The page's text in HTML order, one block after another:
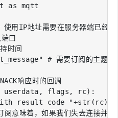
as mqtt
地址需要在服务器端已经部署
口
时间
# 需要订阅的主题
响应时的回调
userdata, flags, rc):
result code "+str(rc))
意味着，如果我们失去连接并重